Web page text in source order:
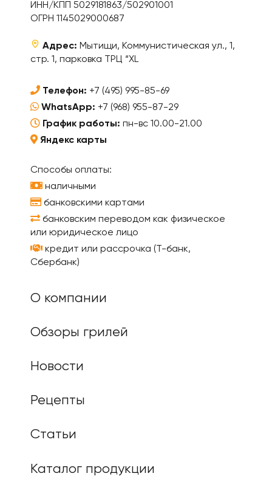
ИНН/КПП 5029181863/502901001
ОГРН 1145029000687
Адрес: Мытищи, Коммунистическая ул., 1,
стр. 1, парковка ТРЦ “XL
Телефон: +7 (495) 995-85-69
WhatsApp: +7 (968) 955-87-29
График работы: пн-вс 10.00-21.00
Яндекс карты
Способы оплаты:
наличными
банковскими картами
банковским переводом как физическое
или юридическое лицо
кредит или рассрочка (Т-банк,
Сбербанк)
О компании
Обзоры грилей
Новости
Рецепты
Статьи
Каталог продукции